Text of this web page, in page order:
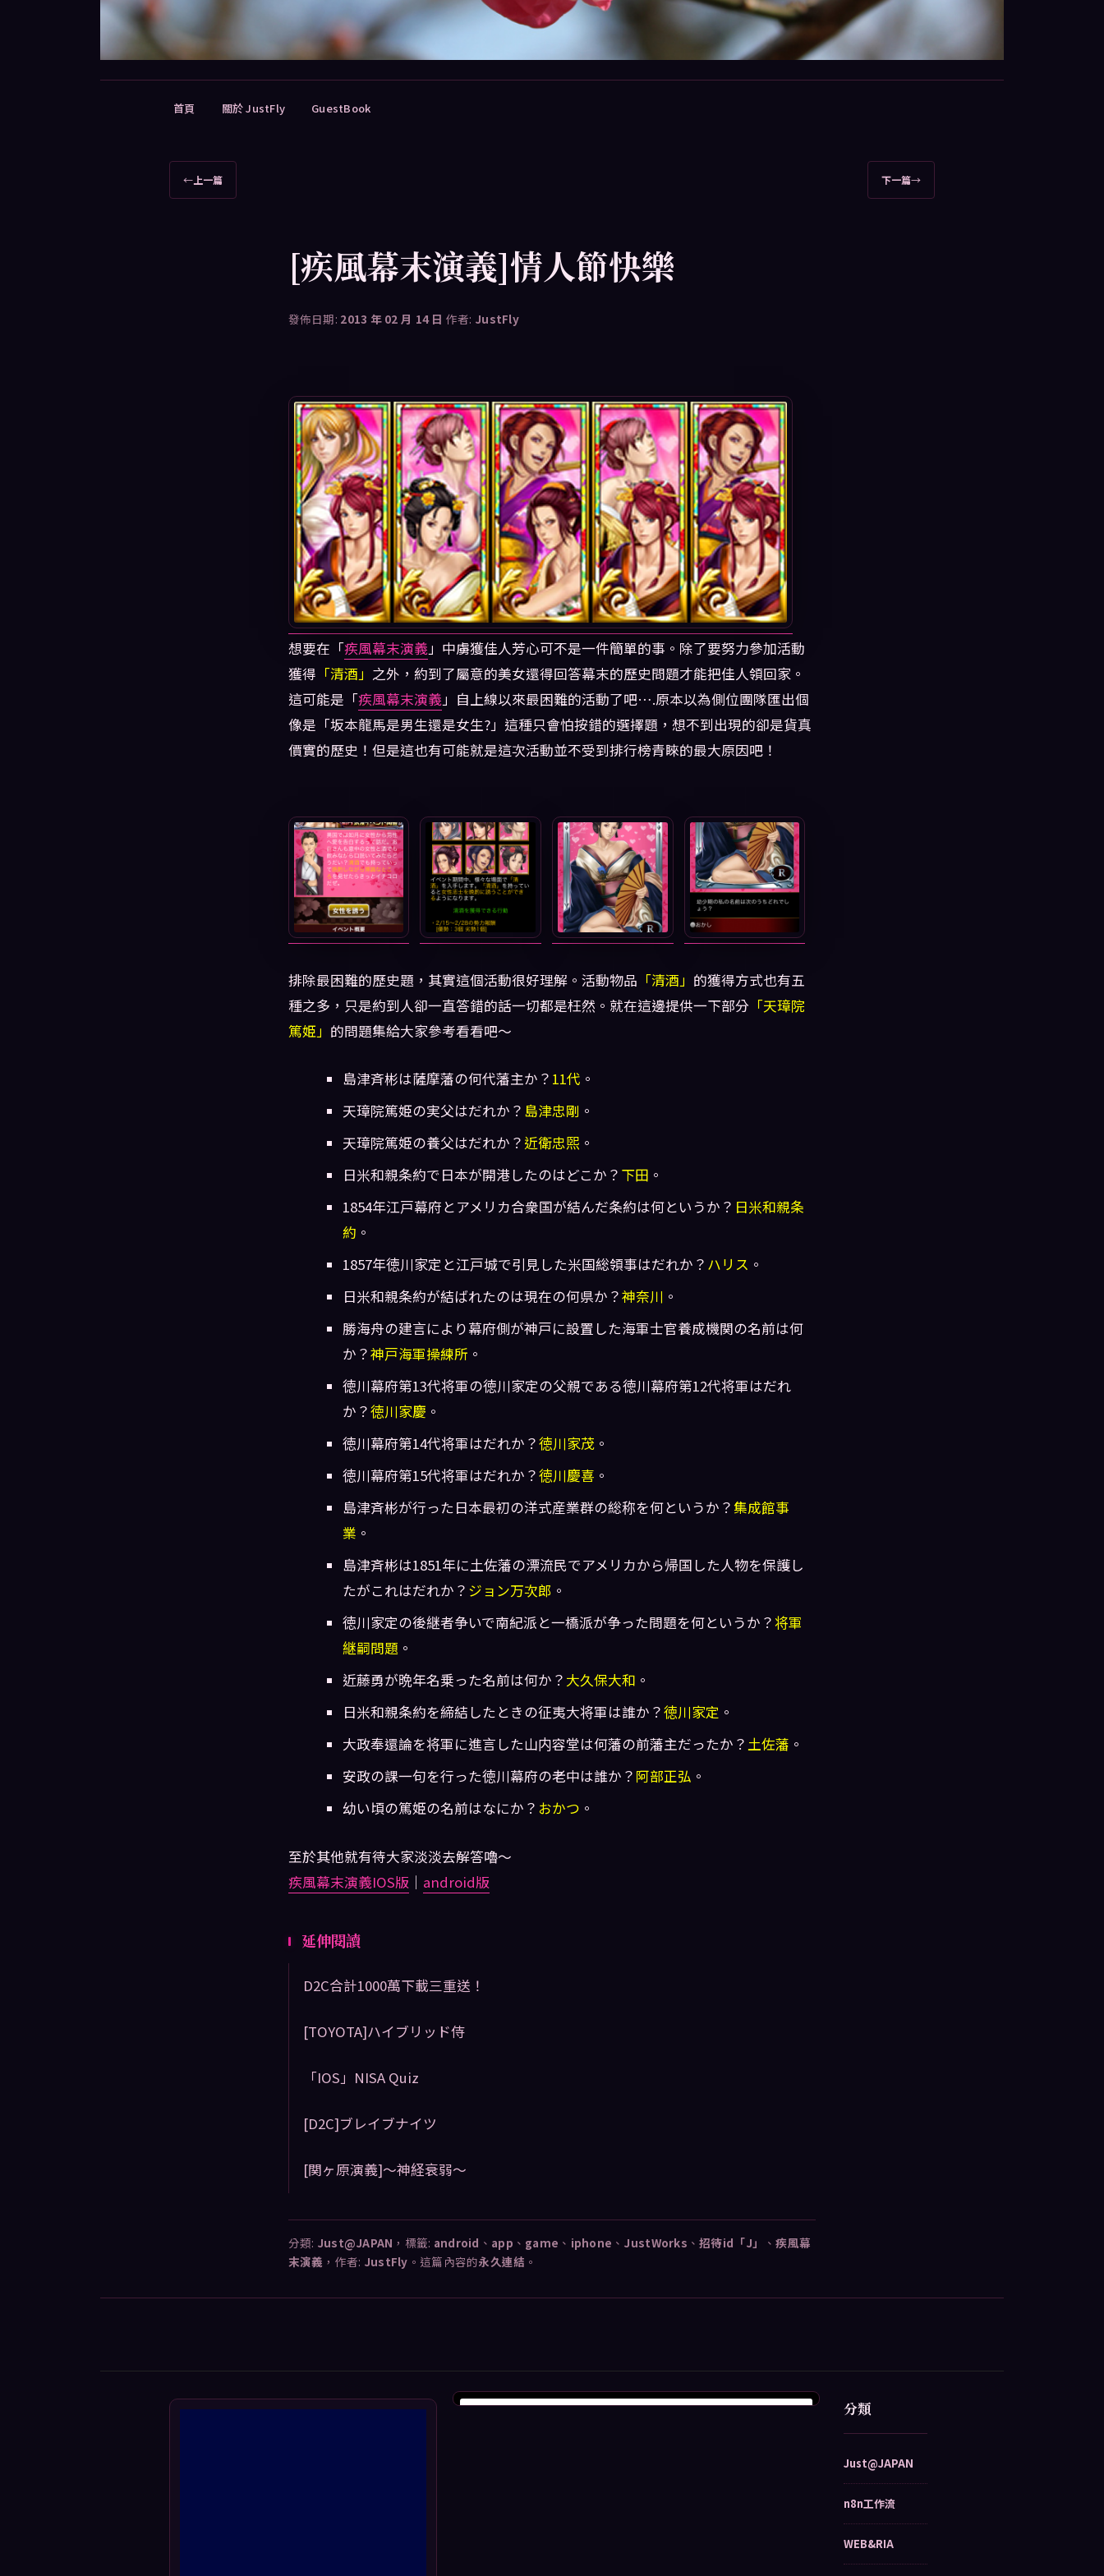
首頁 關於 JustFly GuestBook
章
←上一篇 下一篇→
[疾風幕末演義]情人節快樂
發佈日期: 2013 年 02 月 14 日 作者: JustFly
想要在「疾風幕末演義」中虜獲佳人芳心可不是一件簡單的事。除了要努力參加活動
獲得 「清酒」 之外，約到了屬意的美女還得回答幕末的歷史問題才能把佳人領回家。
這可能是「疾風幕末演義」自上線以來最困難的活動了吧….原本以為側位團隊匯出個
像是「坂本龍馬是男生還是女生?」這種只會怕按錯的選擇題，想不到出現的卻是貨真
價實的歷史！但是這也有可能就是這次活動並不受到排行榜青睞的最大原因吧！
排除最困難的歷史題，其實這個活動很好理解。活動物品 「清酒」 的獲得方式也有五
種之多，只是約到人卻一直答錯的話一切都是枉然。就在這邊提供一下部分 「天璋院
篤姫」 的問題集給大家參考看看吧～
島津斉彬は薩摩藩の何代藩主か？ 11代 。
天璋院篤姫の実父はだれか？ 島津忠剛 。
天璋院篤姫の養父はだれか？ 近衛忠煕 。
日米和親条約で日本が開港したのはどこか？ 下田 。
1854年江戸幕府とアメリカ合衆国が結んだ条約は何というか？ 日米和親条
約 。
1857年徳川家定と江戸城で引見した米国総領事はだれか？ ハリス 。
日米和親条約が結ばれたのは現在の何県か？神奈川 。
勝海舟の建言により幕府側が神戸に設置した海軍士官養成機関の名前は何
か？神戸海軍操練所 。
徳川幕府第13代将軍の徳川家定の父親である徳川幕府第12代将軍はだれ
か？徳川家慶 。
徳川幕府第14代将軍はだれか？徳川家茂。
徳川幕府第15代将軍はだれか？徳川慶喜 。
島津斉彬が行った日本最初の洋式産業群の総称を何というか？集成館事
業 。
島津斉彬は1851年に土佐藩の漂流民でアメリカから帰国した人物を保護し
たがこれはだれか？ ジョン万次郎 。
徳川家定の後継者争いで南紀派と一橋派が争った問題を何というか？将軍
継嗣問題 。
近藤勇が晩年名乗った名前は何か？ 大久保大和 。
日米和親条約を締結したときの征夷大将軍は誰か？徳川家定 。
大政奉還論を将軍に進言した山内容堂は何藩の前藩主だったか？土佐藩 。
安政の課一句を行った徳川幕府の老中は誰か？ 阿部正弘 。
幼い頃の篤姫の名前はなにか？ おかつ 。
至於其他就有待大家淡淡去解答嚕～
疾風幕末演義IOS版 ｜ android版
延伸閱讀
D2C合計1000萬下載三重送！
[TOYOTA]ハイブリッド侍
「IOS」NISA Quiz
[D2C]ブレイブナイツ
[関ヶ原演義]〜神経衰弱〜
分類: Just@JAPAN ，標籤: android 、 app 、 game 、 iphone 、 JustWorks 、招待id「J」 、疾風幕
末演義 ，作者: JustFly 。這篇內容的永久連結 。
分類
Just@JAPAN
n8n工作流
WEB&RIA